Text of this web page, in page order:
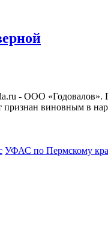
- ООО
признан виновным в
УФАС по Пермскому